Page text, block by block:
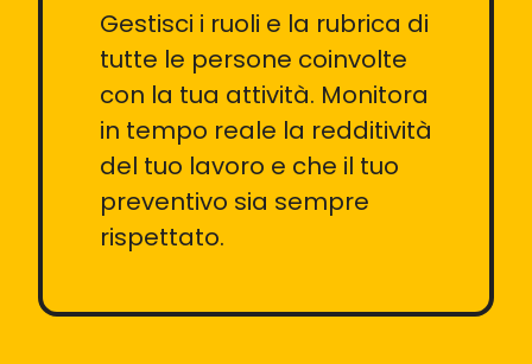
Gestisci i ruoli e la rubrica di
tutte le persone coinvolte
con la tua attività. Monitora
in tempo reale la redditività
del tuo lavoro e che il tuo
preventivo sia sempre
rispettato.